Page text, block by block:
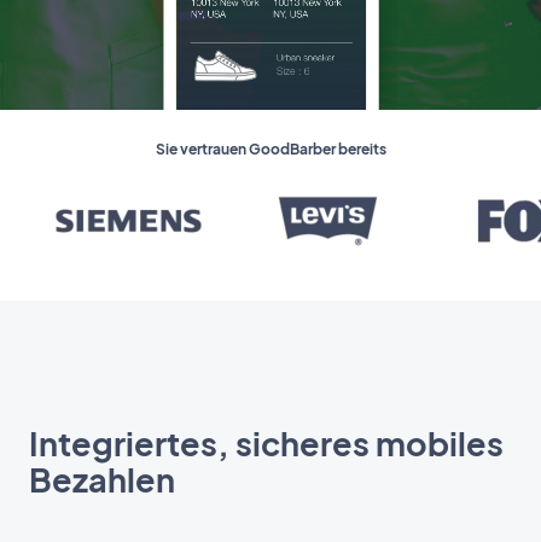
Sie vertrauen GoodBarber bereits
Integriertes, sicheres mobiles
Bezahlen